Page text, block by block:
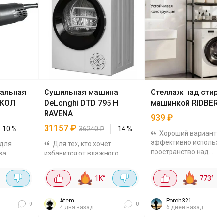
10 %
тут
и
0
Сушильная машина
DeLonghi DTD 795 H
RAVENA
31157₽ 36240₽ 14%
Для тех, кто хочет
избавится от влажного
квартире это идеальная
штучка да ещё и с тепловым
бережная сушка...
1K°
Atem
4 дня назад
0
Стеллаж над
машинкой
939₽
Хороший
эффективно
пространство над
вместительные
каркас выполнен из
металлических
Для...
773°
Poroh321
6 дней назад